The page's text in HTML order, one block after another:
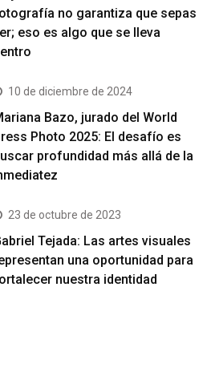
no garantiza que sepas
eso es algo que se lleva
10 de diciembre de 2024
Bazo, jurado del World
Photo 2025: El desafío es
profundidad más allá de la
23 de octubre de 2023
Tejada: Las artes visuales
una oportunidad para
nuestra identidad